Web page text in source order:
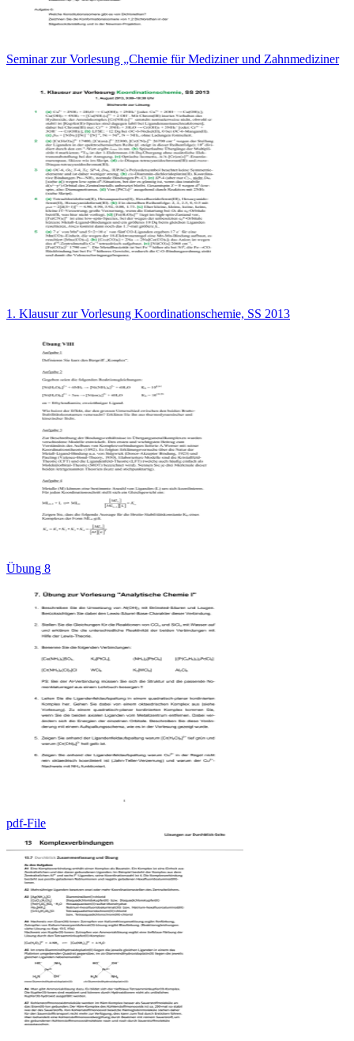
Seminar zur Vorlesung „Chemie für Mediziner und Zahnmediziner
1. Klausur zur Vorlesung Koordinationschemie, SS 2013
Übung 8
pdf-File